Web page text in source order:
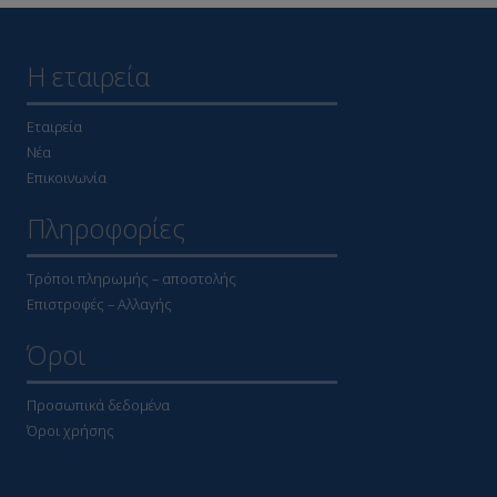
Η εταιρεία
Εταιρεία
Νέα
Επικοινωνία
Πληροφορίες
Τρόποι πληρωμής – αποστολής
Επιστροφές – Αλλαγής
Όροι
Προσωπικά δεδομένα
Όροι χρήσης